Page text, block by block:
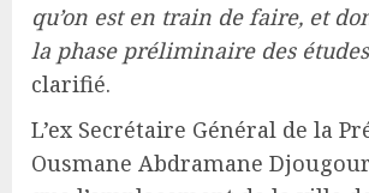
qu’on est en train de faire, et
la phase préliminaire des
clarifié.
L’ex Secrétaire Général de la
Ousmane Abdramane